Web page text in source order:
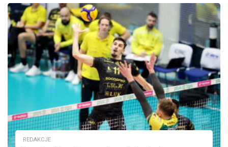
REDAKCJE